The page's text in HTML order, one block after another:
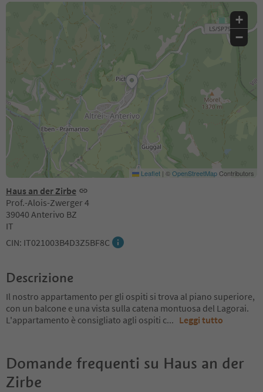
Haus an der Zirbe
Prof.-Alois-Zwerger 4
39040 Anterivo BZ
IT
CIN: IT021003B4D3Z5BF8C
+
−
Leaflet | ©OpenStreetMapContributors
Descrizione
Il nostro appartamento per gli ospiti si trova al piano superiore,
con un balcone e una vista sulla catena montuosa del Lagorai.
L'appartamento è consigliato agli ospiti c... Leggi tutto
Domande frequenti su Haus an der
Zirbe